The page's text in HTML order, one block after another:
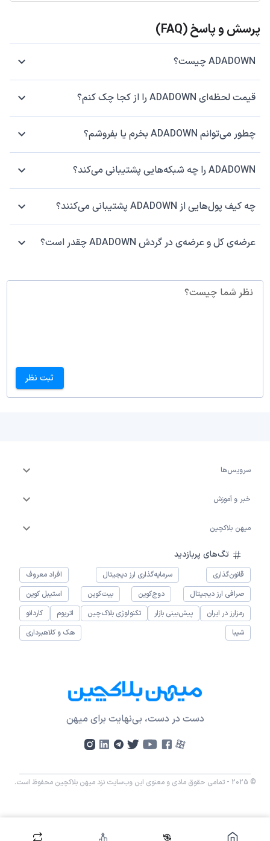
پرسش و پاسخ (FAQ)
ADADOWN چیست؟
قیمت لحظه‌ای ADADOWN را از کجا چک کنم؟
چطور می‌توانم ADADOWN بخرم یا بفروشم؟
ADADOWN را چه شبکه‌هایی پشتیبانی می‌کند؟
چه کیف پول‌هایی از ADADOWN پشتیبانی می‌کنند؟
عرضه‌ی کل و عرضه‌ی در گردش ADADOWN چقدر است؟
نظر شما چیست؟
ثبت نظر
سرویس‌ها
خبر و آموزش
میهن بلاکچین
تگ‌های پربازدید
قانون‌گذاری سرمایه‌گذاری ارز دیجیتال
افراد معروف
صرافی ارز دیجیتال
دوج‌کوین بیت‌کوین
استیبل کوین
رمزارز در ایران
پیش‌بینی بازار تکنولوژی بلاک‌چین اتریوم
کاردانو
شیبا
هک و کلاهبرداری
دست در دست، بی‌نهایت برای میهن
© 2025 - تمامی حقوق مادی و معنوی این وب‌سایت نزد میهن بلاکچین محفوظ است.